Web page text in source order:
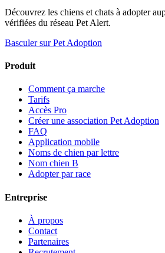
Découvrez les chiens et chats à adopter
vérifiées du réseau Pet Alert.
Basculer sur Pet Adoption
Produit
Comment ça marche
Tarifs
Accès Pro
Créer une association Pet Adoption
FAQ
Application mobile
Noms de chien par lettre
Nom chien B
Adopter par race
Entreprise
À propos
Contact
Partenaires